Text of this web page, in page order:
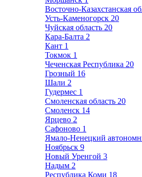
Восточно-Казахстанская
Усть-Каменогорск 20
Чуйская область 20
Кара-Балта 2
Кант 1
Токмок 1
Чеченская Республика 20
Грозный 16
Шали 2
Гудермес 1
Смоленская область 20
Смоленск 14
Ярцево 2
Сафоново 1
Ямало-Ненецкий
Ноябрьск 9
Новый Уренгой 3
Надым 2
Республика Коми 18